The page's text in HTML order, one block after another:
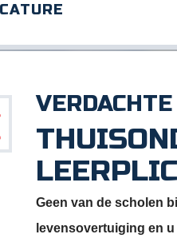
VERDACHTE
Geen van de scholen
levensovertuiging en